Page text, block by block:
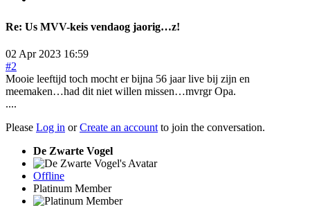
Re: Us MVV-keis vendaog jaorig…z!
02 Apr 2023 16:59
#2
Mooie leeftijd toch mocht er bijna 56 jaar live bij zijn en
meemaken…had dit niet willen missen…mvrgr Opa.
....
Please Log in orCreate an account to join the conversation.
De Zwarte Vogel
Offline
Platinum Member